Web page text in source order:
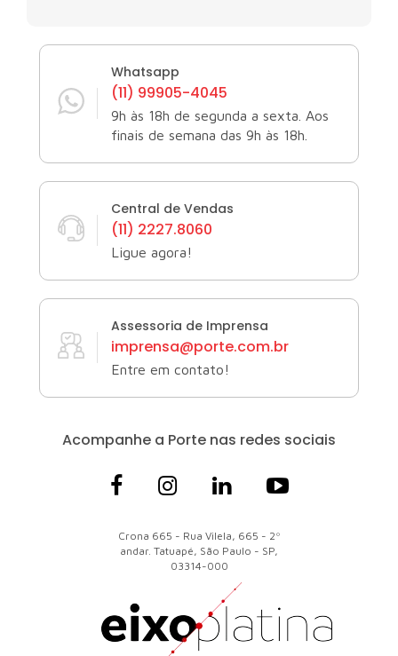
Whatsapp
(11) 99905-4045
9h às 18h de segunda a sexta. Aos
finais de semana das 9h às 18h.
Central de Vendas
(11) 2227.8060
Ligue agora!
Assessoria de Imprensa
imprensa@porte.com.br
Entre em contato!
Acompanhe a Porte nas redes sociais
Crona 665 - Rua Vilela, 665 - 2º
andar. Tatuapé, São Paulo - SP,
03314-000